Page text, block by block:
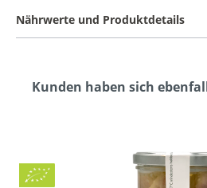
Nährwerte und Produktdetails
Kunden haben sich
Bio